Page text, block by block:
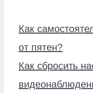
Как
от пятен?
Как сбросить